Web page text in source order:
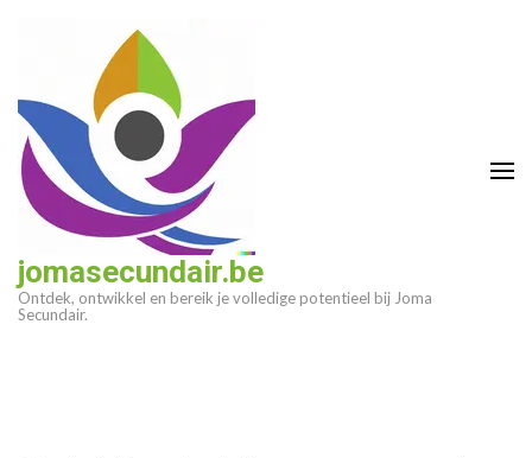
(druk
enter)
jomasecundair.be
Ontdek, ontwikkel en bereik je volledige potentieel bij Joma
Secundair.